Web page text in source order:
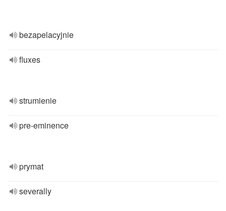
bezapelacyjnie
fluxes
strumienie
pre-eminence
prymat
severally